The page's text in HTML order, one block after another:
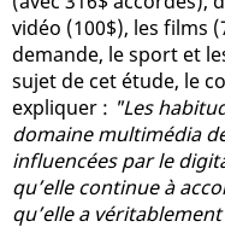
vidéo (100$), les films
demande, le sport et
sujet de cet étude, le
expliquer : "Les
domaine multimédia
influencées par le
qu’elle continue à
qu’elle a